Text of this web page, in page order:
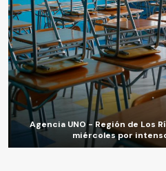
Agencia UNO - Región de Los
miércoles por